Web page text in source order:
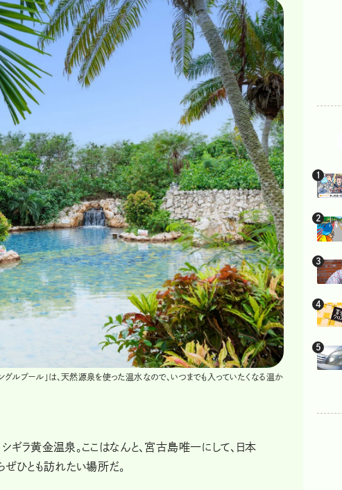
ルプール」は、天然源泉を使った温水なので、いつまでも入っていたくなる温か
ラ黄金温泉。ここはなんと、宮古島唯一にして、日本
ひとも訪れたい場所だ。